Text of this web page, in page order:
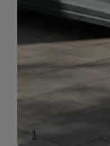
1